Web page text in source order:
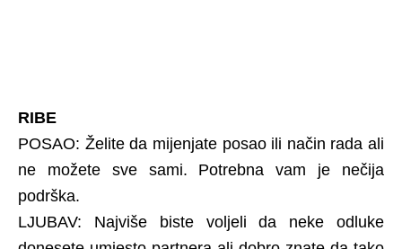
RIBE
POSAO: Želite da mijenjate posao ili način rada ali
ne možete sve sami. Potrebna vam je nečija
podrška.
LJUBAV: Najviše biste voljeli da neke odluke